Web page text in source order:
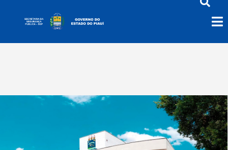
Defesa Social